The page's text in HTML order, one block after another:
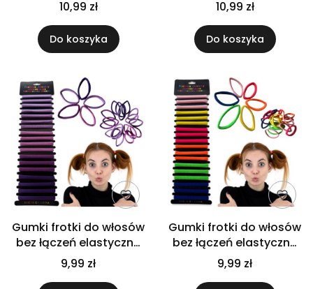
sztuk 4,4cm
10,99 zł
Do koszyka
sztuk 5,7cm
10,99 zł
Do koszyka
Gumki frotki do włosów
bez łączeń elastyczne
wygodne ozdobne
zestaw 18 szt
9,99 zł
Gumki frotki do włosów
bez łączeń elastyczne
wygodne ozdobne
zestaw 18 szt
9,99 zł